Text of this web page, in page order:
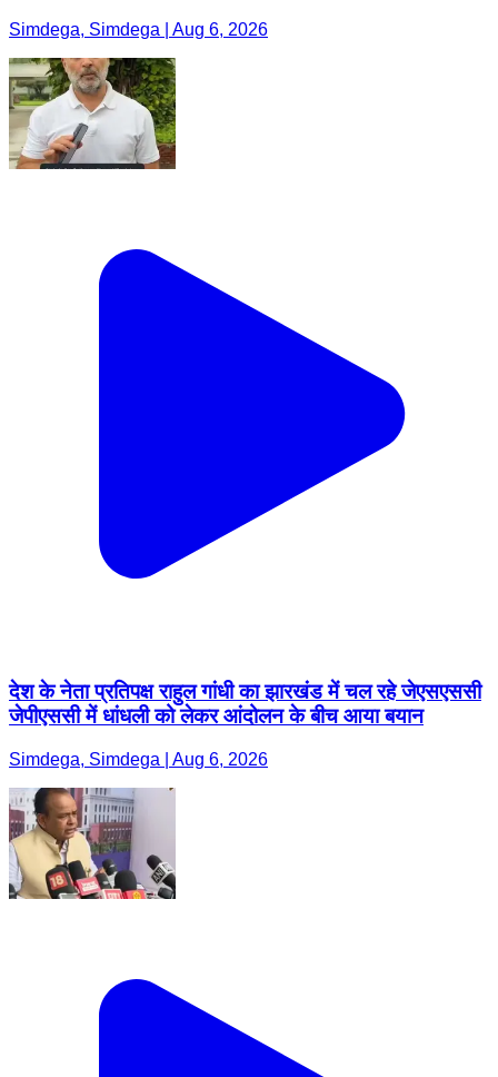
Simdega, Simdega | Aug 6, 2026
देश के नेता प्रतिपक्ष राहुल गांधी का झारखंड में चल रहे जेएसएससी
जेपीएससी में धांधली को लेकर आंदोलन के बीच आया बयान
Simdega, Simdega | Aug 6, 2026